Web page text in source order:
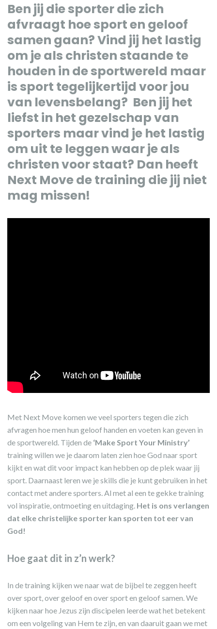
Ben jij die sporter die zich
afvraagt hoe sport en geloof
samen gaan? Vind jij het lastig
om je als christen staande te
houden in de sportwereld maar
is sport tegelijkertijd voor jou
van levensbelang? Ben jij het
liefst in het gezelschap van
sporters maar vind je het lastig
om uit te leggen waar je als
christen voor staat? Dan heeft
Next Move de training die jij niet
mag missen!
Met Next Move komen we veel sporters tegen die zich
afvragen hoe men hun geloof handen en voeten kan geven in
de sportwereld. Tijden de ‘Make Sport Your Ministry’
training willen we je daarom laten zien hoe God naar sport
kijkt en wat dit voor impact kan hebben op de plek waar jij
sport. Daarnaast leren we je skills die je kunt gebruiken in het
contact met andere sporters. Al met al een te gekke training
vol inspiratie, ontmoeting en uitdaging. Het is ons verlangen
dat elke christelijke sporter kan sporten tot eer van
God!
Hoe gaat dit in z’n werk?
In de training kijken we naar wat de bijbel te zeggen heeft
over sport, over geloof en over sport en geloof samen. We
kijken naar hoe Jezus zijn discipelen leerde wat het betekent
om een volgeling van Hem te zijn, en van daaruit gaan we met